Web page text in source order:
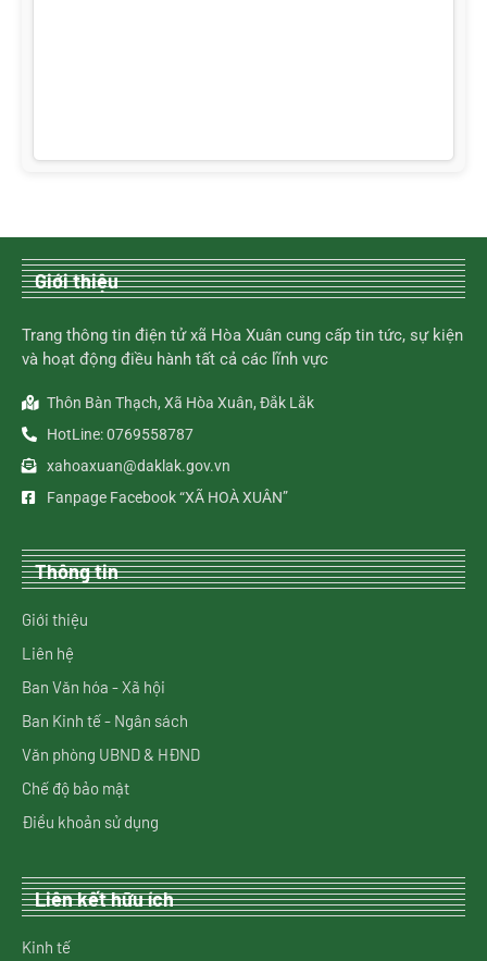
Giới thiệu
Trang thông tin điện tử xã Hòa Xuân cung cấp tin tức, sự kiện
và hoạt động điều hành tất cả các lĩnh vực
Thôn Bàn Thạch, Xã Hòa Xuân, Đắk Lắk
HotLine: 0769558787
xahoaxuan@daklak.gov.vn
Fanpage Facebook “XÃ HOÀ XUÂN”
Thông tin
Giới thiệu
Liên hệ
Ban Văn hóa - Xã hội
Ban Kinh tế - Ngân sách
Văn phòng UBND & HĐND
Chế độ bảo mật
Điều khoản sử dụng
Liên kết hữu ích
Kinh tế